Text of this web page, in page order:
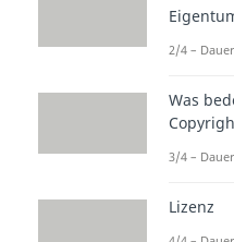
Verkauf
haben.
bewusst
Laptop
keine
gäbe. Er
sein,
2/4 –
Was
3/4 –
Lizenz